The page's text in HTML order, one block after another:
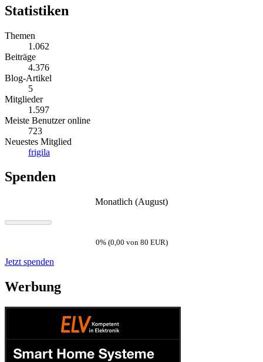
Statistiken
Themen
1.062
Beiträge
4.376
Blog-Artikel
5
Mitglieder
1.597
Meiste Benutzer online
723
Neuestes Mitglied
frigila
Spenden
Monatlich (August)
0% (0,00 von 80 EUR)
Jetzt spenden
Werbung